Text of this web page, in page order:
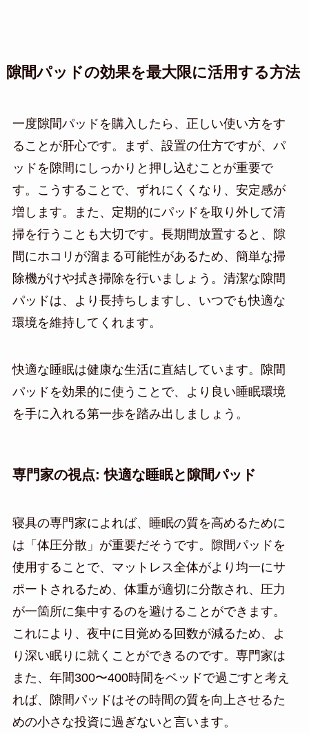
隙間パッドの効果を最大限に活用する方法
一度隙間パッドを購入したら、正しい使い方をす
ることが肝心です。まず、設置の仕方ですが、パ
ッドを隙間にしっかりと押し込むことが重要で
す。こうすることで、ずれにくくなり、安定感が
増します。また、定期的にパッドを取り外して清
掃を行うことも大切です。長期間放置すると、隙
間にホコリが溜まる可能性があるため、簡単な掃
除機がけや拭き掃除を行いましょう。清潔な隙間
パッドは、より長持ちしますし、いつでも快適な
環境を維持してくれます。
快適な睡眠は健康な生活に直結しています。隙間
パッドを効果的に使うことで、より良い睡眠環境
を手に入れる第一歩を踏み出しましょう。
専門家の視点: 快適な睡眠と隙間パッド
寝具の専門家によれば、睡眠の質を高めるために
は「体圧分散」が重要だそうです。隙間パッドを
使用することで、マットレス全体がより均一にサ
ポートされるため、体重が適切に分散され、圧力
が一箇所に集中するのを避けることができます。
これにより、夜中に目覚める回数が減るため、よ
り深い眠りに就くことができるのです。専門家は
また、年間300〜400時間をベッドで過ごすと考え
れば、隙間パッドはその時間の質を向上させるた
めの小さな投資に過ぎないと言います。